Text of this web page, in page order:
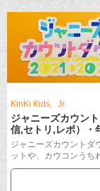
KinKi Kids
Jr.
ジャニーズカウン
信,セトリ,レポ）・
ジャニーズカウントダ
ットや、カウコンうち